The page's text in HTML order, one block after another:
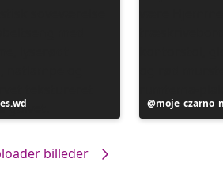
Opslag
offentliggjort
billeder